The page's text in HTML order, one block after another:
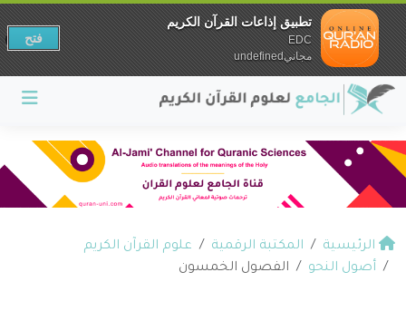
الرئيسية المكتبة الرقمية
علوم القرآن الكريم
أصول النحو
الفصول الخمسون
تطبيق إذاعات القرآن الكريم
EDC
مجانيundefined
فتح